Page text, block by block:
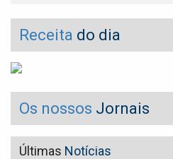
Receita do dia
Os nossos Jornais
Últimas Notícias